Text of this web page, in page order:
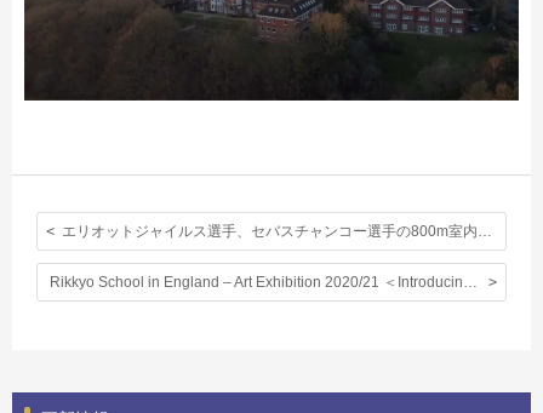
エリオットジャイルス選手、セバスチャンコー選手の800m室内英国記録を38年ぶりに破る
Rikkyo School in England – Art Exhibition 2020/21 ＜Introducing a slide show of the lesson report of Mrs Batchelor, who is in charge of ART at our school, and the works of the students＞